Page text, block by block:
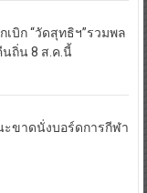
บิก “วัดสุทธิฯ”รวมพล
นถิ่น 8 ส.ค.นี้
ะขาดนั่งบอร์ดการกีฬา